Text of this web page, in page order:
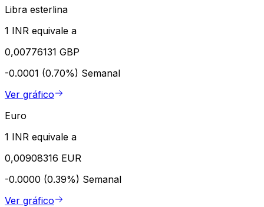
Libra esterlina
1 INR equivale a
0,00776131 GBP
-0.0001 (0.70%) Semanal
Ver gráfico
Euro
1 INR equivale a
0,00908316 EUR
-0.0000 (0.39%) Semanal
Ver gráfico